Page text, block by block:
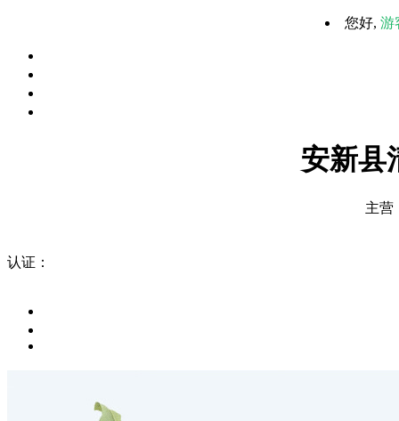
您好, 游
安新县
主营
认证：